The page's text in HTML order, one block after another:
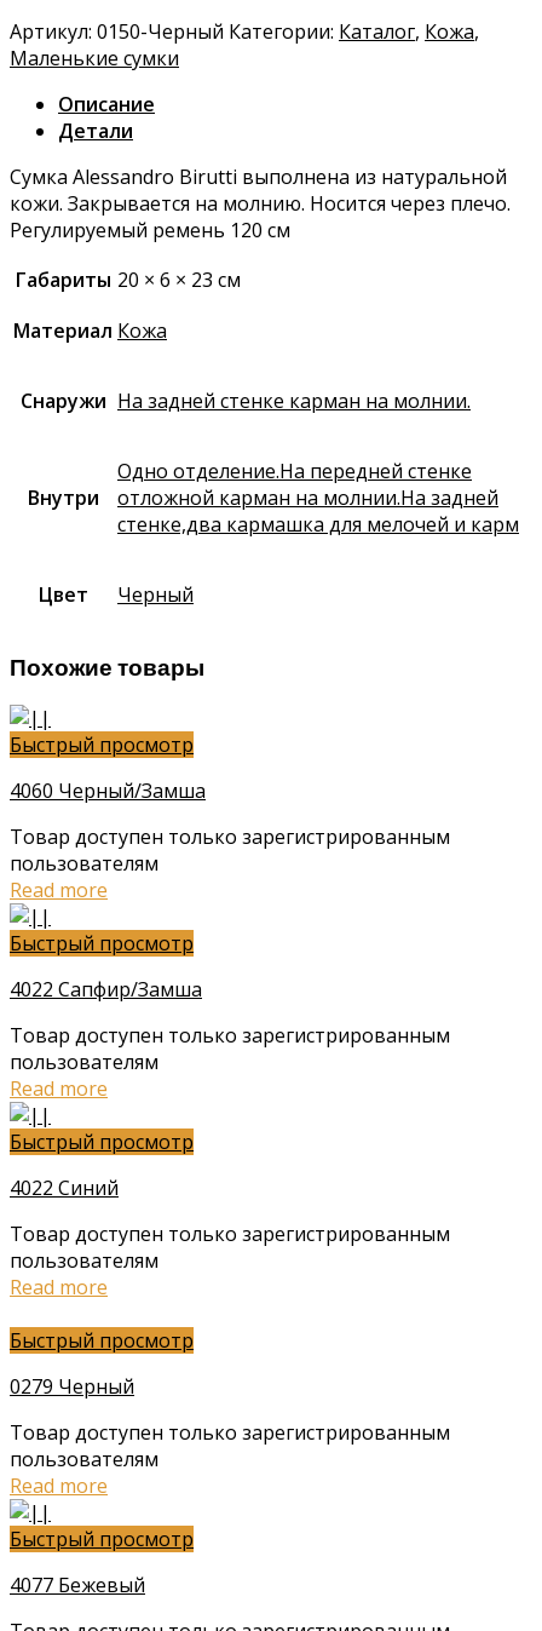
Артикул: 0150-Черный Категории: Каталог, Кожа,
Маленькие сумки
Описание
Детали
Сумка Alessandro Birutti выполнена из натуральной
кожи. Закрывается на молнию. Носится через плечо.
Регулируемый ремень 120 см
Габариты 20 × 6 × 23 см
Материал Кожа
Снаружи На задней стенке карман на молнии.
Внутри
Одно отделение.На передней стенке
отложной карман на молнии.На задней
стенке,два кармашка для мелочей и карм
Цвет Черный
Похожие товары
Быстрый просмотр
4060 Черный/Замша
Товар доступен только зарегистрированным
пользователям
Read more
Быстрый просмотр
4022 Сапфир/Замша
Товар доступен только зарегистрированным
пользователям
Read more
Быстрый просмотр
4022 Синий
Товар доступен только зарегистрированным
пользователям
Read more
Быстрый просмотр
0279 Черный
Товар доступен только зарегистрированным
пользователям
Read more
Быстрый просмотр
4077 Бежевый